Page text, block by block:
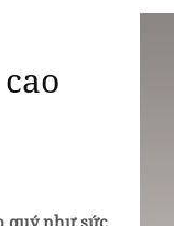
quý như sức